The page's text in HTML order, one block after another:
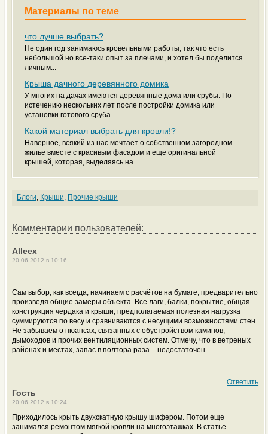
Материалы по теме
что лучше выбрать?
Не один год занимаюсь кровельными работы, так что есть
небольшой но все-таки опыт за плечами, и хотел бы поделится
личным...
Крыша дачного деревянного домика
У многих на дачах имеются деревянные дома или срубы. По
истечению нескольких лет после постройки домика или
установки готового сруба...
Какой материал выбрать для кровли!?
Наверное, всякий из нас мечтает о собственном загородном
жилье вместе с красивым фасадом и еще оригинальной
крышей, которая, выделяясь на...
Блоги, Крыши, Прочие крыши
Комментарии пользователей:
Alleex
20.06.2012 в 10:16
Сам выбор, как всегда, начинаем с расчётов на бумаге, предварительно
произведя общие замеры объекта. Все лаги, балки, покрытие, общая
конструкция чердака и крыши, предполагаемая полезная нагрузка
суммируются по весу и сравниваются с несущими возможностями стен.
Не забываем о нюансах, связанных с обустройством каминов,
дымоходов и прочих вентиляционных систем. Отмечу, что в ветреных
районах и местах, запас в полтора раза – недостаточен.
Ответить
Гость
20.06.2012 в 10:24
Приходилось крыть двухскатную крышу шифером. Потом еще
занимался ремонтом мягкой кровли на многоэтажках. В статье